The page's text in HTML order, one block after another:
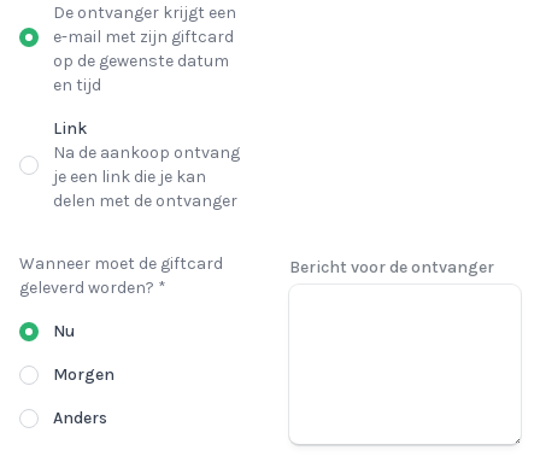
De ontvanger krijgt een
e-mail met zijn giftcard
op de gewenste datum
en tijd
Link
Na de aankoop ontvang
je een link die je kan
delen met de ontvanger
Wanneer moet de giftcard
geleverd worden? *
Nu
Morgen
Anders
Bericht voor de ontvanger